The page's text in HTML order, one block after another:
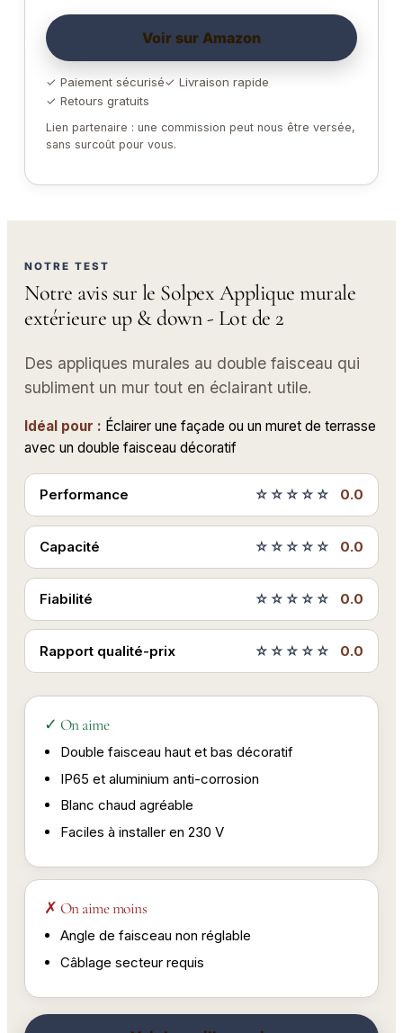
Voir sur Amazon
✓ Paiement sécurisé✓ Livraison rapide
✓ Retours gratuits
Lien partenaire : une commission peut nous être versée,
sans surcoût pour vous.
NOTRE TEST
Notre avis sur le Solpex Applique murale
extérieure up & down - Lot de 2
Des appliques murales au double faisceau qui
subliment un mur tout en éclairant utile.
Idéal pour : Éclairer une façade ou un muret de terrasse
avec un double faisceau décoratif
Performance ☆☆☆☆☆ 0.0
Capacité ☆☆☆☆☆ 0.0
Fiabilité ☆☆☆☆☆ 0.0
Rapport qualité-prix ☆☆☆☆☆ 0.0
✓ On aime
Double faisceau haut et bas décoratif
IP65 et aluminium anti-corrosion
Blanc chaud agréable
Faciles à installer en 230 V
✗ On aime moins
Angle de faisceau non réglable
Câblage secteur requis